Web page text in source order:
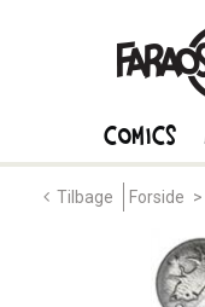
Tilbage Forside >
Comics